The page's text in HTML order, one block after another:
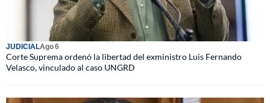
JUDICIALAgo 6
Corte Suprema ordenó la libertad del exministro Luis Fernando
Velasco, vinculado al caso UNGRD